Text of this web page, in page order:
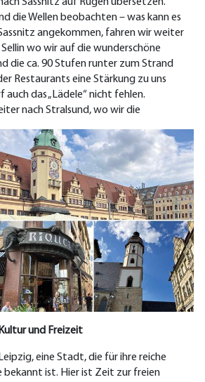
die Wellen beobachten – was kann es
angekommen, fahren wir weiter
wo wir auf die wunderschöne
die ca. 90 Stufen runter zum Strand
Restaurants eine Stärkung zu uns
das „Lädele“ nicht fehlen.
nach Stralsund, wo wir die
und Freizeit
eine Stadt, die für ihre reiche
bekannt ist. Hierist Zeit zur freien